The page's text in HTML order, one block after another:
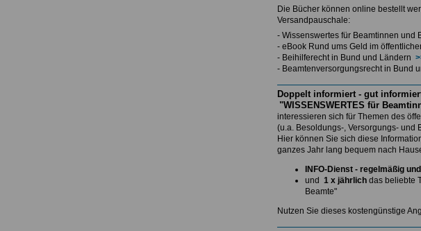
Die Bücher können online bestellt
Versandpauschale:
- Wissenswertes für Beamtinnen und
- eBook Rund ums Geld im
- Beihilferecht in Bund und Ländern
- Beamtenversorgungsrecht in Bund
Doppelt informiert - gut
"WISSENSWERTES für
interessieren sich für Themen des
(u.a. Besoldungs-, Versorgungs- und
Hier können Sie sich diese
ganzes Jahr lang bequem nach
INFO-Dienst - regelmäßig und
und 1 x jährlich das beliebte
Beamte"
Nutzen Sie dieses kostengünstige